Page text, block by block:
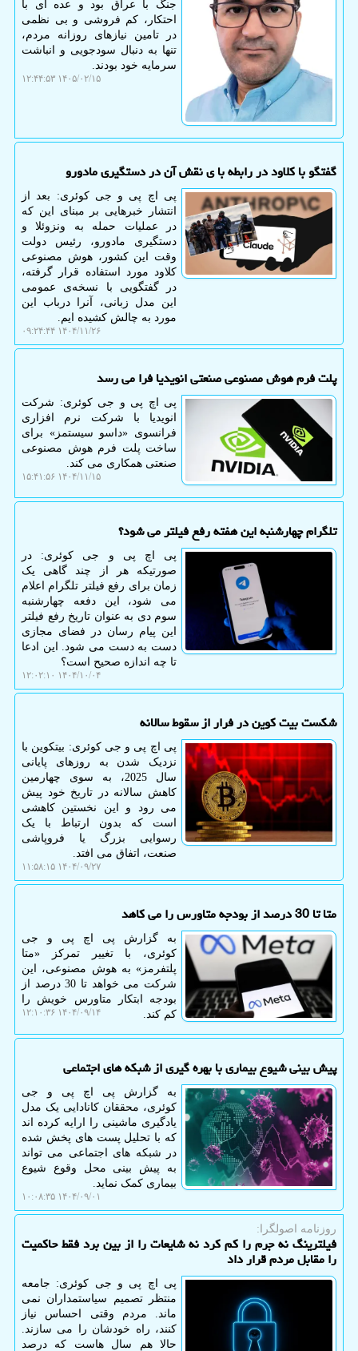
جنگ با عراق بود و عده ای با
احتکار، کم فروشی و بی نظمی
در تامین نیازهای روزانه مردم،
تنها به دنبال سودجویی و انباشت
سرمایه خود بودند.
۱۴۰۵/۰۲/۱۵ ۱۲:۴۴:۵۳
گفتگو با کلاود در رابطه با ی نقش آن در دستگیری مادورو
پی اچ پی و جی کوئری: بعد از
انتشار خبرهایی بر مبنای این که
در عملیات حمله به ونزوئلا و
دستگیری مادورو، رئیس دولت
وقت این کشور، هوش مصنوعی
کلاود مورد استفاده قرار گرفته،
در گفتگویی با نسخه‌ی عمومی
این مدل زبانی، آنرا درباب این
مورد به چالش کشیده ایم.
۱۴۰۴/۱۱/۲۶ ۰۹:۲۴:۴۴
پلت فرم هوش مصنوعی صنعتی انویدیا فرا می رسد
پی اچ پی و جی کوئری: شرکت
انویدیا با شرکت نرم افزاری
فرانسوی «داسو سیستمز» برای
ساخت پلت فرم هوش مصنوعی
صنعتی همکاری می کند.
۱۴۰۴/۱۱/۱۵ ۱۵:۴۱:۵۶
تلگرام چهارشنبه این هفته رفع فیلتر می شود؟
پی اچ پی و جی کوئری: در
صورتیکه هر از چند گاهی یک
زمان برای رفع فیلتر تلگرام اعلام
می شود، این دفعه چهارشنبه
سوم دی به عنوان تاریخ رفع فیلتر
این پیام رسان در فضای مجازی
دست به دست می شود. این ادعا
تا چه اندازه صحیح است؟
۱۴۰۴/۱۰/۰۴ ۱۲:۰۲:۱۰
شکست بیت کوین در فرار از سقوط سالانه
پی اچ پی و جی کوئری: بیتکوین با
نزدیک شدن به روزهای پایانی
سال 2025، به سوی چهارمین
کاهش سالانه در تاریخ خود پیش
می رود و این نخستین کاهشی
است که بدون ارتباط با یک
رسوایی بزرگ یا فروپاشی
صنعت، اتفاق می افتد.
۱۴۰۴/۰۹/۲۷ ۱۱:۵۸:۱۵
متا تا 30 درصد از بودجه متاورس را می کاهد
به گزارش پی اچ پی و جی
کوئری، با تغییر تمرکز «متا
پلتفرمز» به هوش مصنوعی، این
شرکت می خواهد تا 30 درصد از
بودجه ابتکار متاورس خویش را
کم کند.
۱۴۰۴/۰۹/۱۴ ۱۲:۱۰:۳۶
پیش بینی شیوع بیماری با بهره گیری از شبکه های اجتماعی
به گزارش پی اچ پی و جی
کوئری، محققان کانادایی یک مدل
یادگیری ماشینی را ارایه کرده اند
که با تحلیل پست های پخش شده
در شبکه های اجتماعی می تواند
به پیش بینی محل وقوع شیوع
بیماری کمک نماید.
۱۴۰۴/۰۹/۰۱ ۱۰:۰۸:۳۵
روزنامه اصولگرا:
فیلترینگ نه جرم را کم کرد نه شایعات را از بین برد فقط حاکمیت
را مقابل مردم قرار داد
پی اچ پی و جی کوئری: جامعه
منتظر تصمیم سیاستمداران نمی
ماند. مردم وقتی احساس نیاز
کنند، راه خودشان را می سازند.
حالا هم سال هاست که درصد